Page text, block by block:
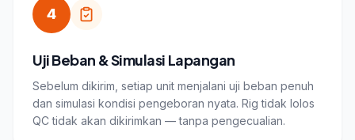
4
Uji Beban & Simulasi Lapangan
Sebelum dikirim, setiap unit menjalani uji beban penuh
dan simulasi kondisi pengeboran nyata. Rig tidak lolos
QC tidak akan dikirimkan — tanpa pengecualian.